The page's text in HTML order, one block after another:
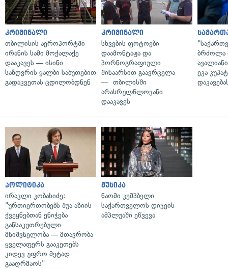
კრიმინალი
თბილისის აეროპორტში
ირანის სამი მოქალაქე
დააკავეს — ისინი
საზღვრის ყალბი საბუთებით
გადაკვეთას ცდილობდნენ
კრიმინალი
სხვების ფოტოები
დაამონტაჟა და
პორნოგრაფიული
შინაარსით გაავრცელა
— თბილისში
არასრულწლოვანი
დააკავეს
ბრძოლა
ეკა
პოლიტიკა
ირაკლი კობახიძე:
"ურთიერთობებს შუა აზიის
ქვეყნებთან ენიჭება
განსაკუთრებული
მნიშვნელობა — მთავრობა
ყველაფერს გააკეთებს
კიდევ უფრო მეტად
გააღრმაოს"
მუსიკა
ნაომი კემპბელი
საქართველოს დიჯეის
ამპლუაში ეწვევა